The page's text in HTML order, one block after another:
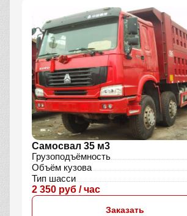
Самосвал 35 м3
Грузоподъёмность
Объём кузова
Тип шасси
2 350 руб / час
Заказать